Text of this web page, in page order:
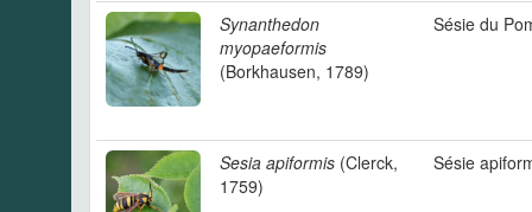
Synanthedon
myopaeformis
(Borkhausen, 1789)
Sésie du
Sesia apiformis (Clerck,
1759)
Sésie